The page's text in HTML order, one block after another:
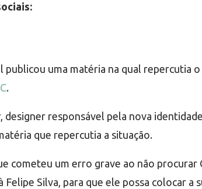
uma matéria na qual repercutia o
.
responsável pela nova
que repercutia a situação.
cometeu um erro grave ao não
Silva, para que ele possa colocar a